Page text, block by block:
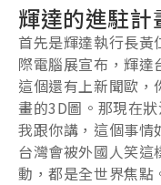
輝達的進駐計
首先是輝達執行長
際電腦展宣布，輝
這個還有上新聞歐
畫的3D圖。那現在
我跟你講，這個事情
台灣會被外國人笑
動，都是全世界焦點